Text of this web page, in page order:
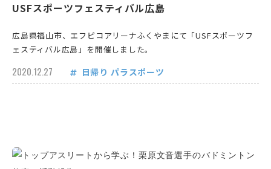
USFスポーツフェスティバル広島
広島県福山市、エフピコアリーナふくやまにて「USFスポーツフ
ェスティバル広島」を開催しました。
2020.12.27 日帰り パラスポーツ